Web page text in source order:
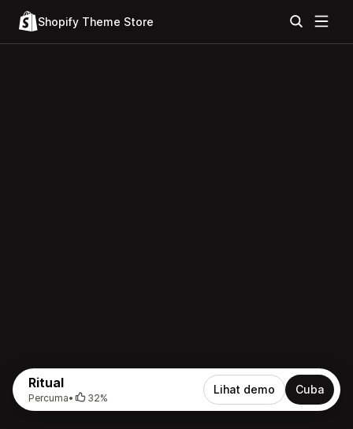
Shopify Theme Store
Ritual
Percuma• 32%
Lihat demo Cuba